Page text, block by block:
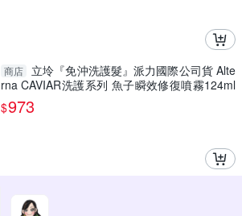
商店
立坽『免沖洗護髮』派力國際公司貨 Alte
rna CAVIAR洗護系列 魚子瞬效修復噴霧124ml
HH10
$973